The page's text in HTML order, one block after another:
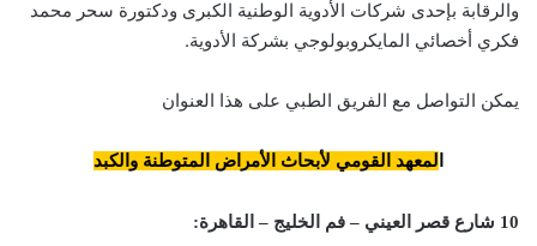
والرقابة بإحدى شركات الأدوية الوطنية الكبرى ودكتورة سحر محمد
فكري أخصائي المايكروبولوجي بشركة الأدوية.
يمكن التواصل مع الفريق الطبي على هذا العنوان
لمعهد القومي لأبحاث الأمراض المتوطنة والكبد
10 شارع قصر العيني – فم الخليج – القاهرة: